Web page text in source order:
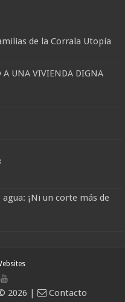
de la Corrala Utopía
A UNA VIVIENDA DIGNA
¡Ni un corte más de
2026 | Contacto